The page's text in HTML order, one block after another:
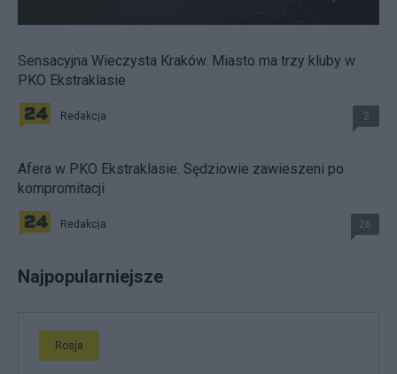
Sensacyjna Wieczysta Kraków. Miasto ma trzy kluby w
PKO Ekstraklasie
Redakcja 2
Afera w PKO Ekstraklasie. Sędziowie zawieszeni po
kompromitacji
Redakcja 26
Najpopularniejsze
Rosja